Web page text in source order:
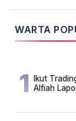
WARTA
1 Ikut
Alfiah